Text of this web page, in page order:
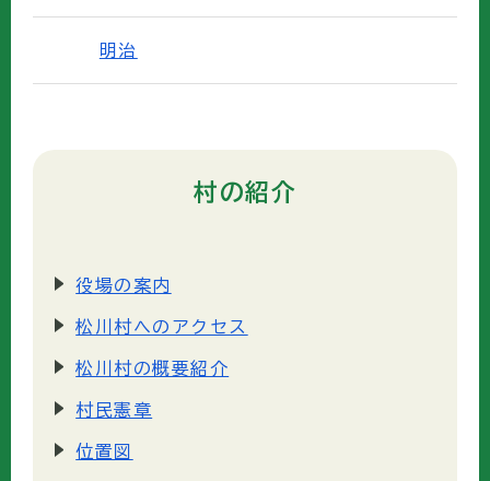
明治
村の紹介
役場の案内
松川村へのアクセス
松川村の概要紹介
村民憲章
位置図